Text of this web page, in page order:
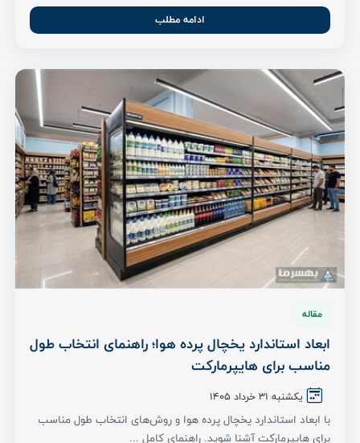
ادامه مطلب
مقاله
ابعاد استاندارد یخچال پرده هوا؛ راهنمای انتخاب طول
مناسب برای هایپرمارکت
یکشنبه 31 خرداد ۱۴۰۵
با ابعاد استاندارد یخچال پرده هوا و روش‌های انتخاب طول مناسب
برای هایپرمارکت آشنا شوید. راهنمای کامل ...